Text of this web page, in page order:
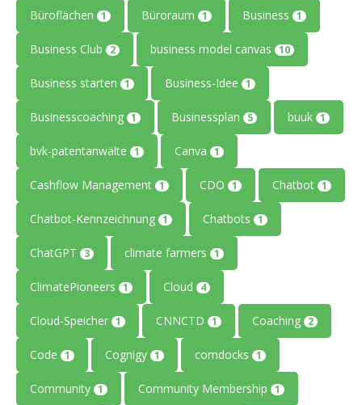
Büroflächen 1 Büroraum 1 Business 1
Business Club 2 business model canvas 10
Business starten 1 Business-Idee 1
Businesscoaching 1 Businessplan 5 buuk 1
bvk-patentanwälte 1 Canva 1
Cashflow Management 1 CDO 1 Chatbot 1
Chatbot-Kennzeichnung 1 Chatbots 1
ChatGPT 3 climate farmers 1
ClimatePioneers 1 Cloud 4
Cloud-Speicher 1 CNNCTD 1 Coaching 2
Code 1 Cognigy 1 comdocks 1
Community 1 Community Membership 1